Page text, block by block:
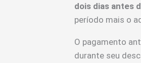
dois dias antes
período mais o
O pagamento
durante seu